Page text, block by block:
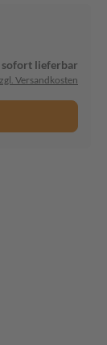
sofort lieferbar
Versandkosten